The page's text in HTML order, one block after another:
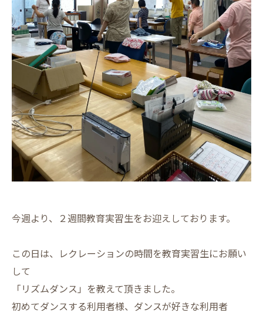
今週より、２週間教育実習生をお迎えしております。
この日は、レクレーションの時間を教育実習生にお願い
して
「リズムダンス」を教えて頂きました。
初めてダンスする利用者様、ダンスが好きな利用者